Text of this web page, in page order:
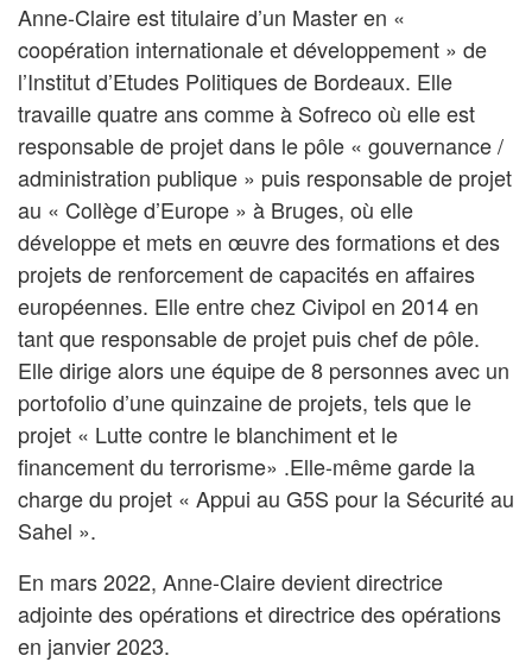
Anne-Claire est titulaire d’un Master en «
coopération internationale et développement » de
l’Institut d’Etudes Politiques de Bordeaux. Elle
travaille quatre ans comme à Sofreco où elle est
responsable de projet dans le pôle « gouvernance /
administration publique » puis responsable de projet
au « Collège d’Europe » à Bruges, où elle
développe et mets en œuvre des formations et des
projets de renforcement de capacités en affaires
européennes. Elle entre chez Civipol en 2014 en
tant que responsable de projet puis chef de pôle.
Elle dirige alors une équipe de 8 personnes avec un
portofolio d’une quinzaine de projets, tels que le
projet « Lutte contre le blanchiment et le
financement du terrorisme» .Elle-même garde la
charge du projet « Appui au G5S pour la Sécurité au
Sahel ».
En mars 2022, Anne-Claire devient directrice
adjointe des opérations et directrice des opérations
en janvier 2023.